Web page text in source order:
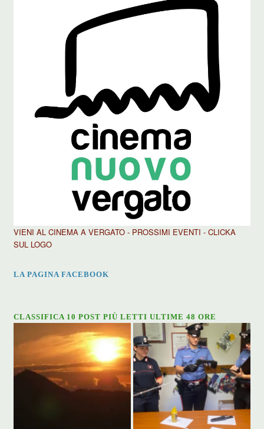
VIENI AL CINEMA A VERGATO - PROSSIMI EVENTI - CLICKA
SUL LOGO
LA PAGINA FACEBOOK
CLASSIFICA 10 POST PIÙ LETTI ULTIME 48 ORE